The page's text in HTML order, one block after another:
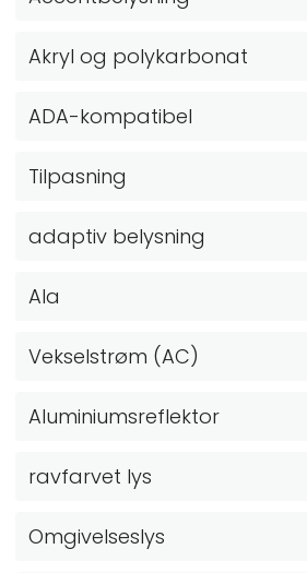
Akryl og polykarbonat
ADA-kompatibel
Tilpasning
adaptiv belysning
Ala
Vekselstrøm (AC)
Aluminiumsreflektor
ravfarvet lys
Omgivelseslys